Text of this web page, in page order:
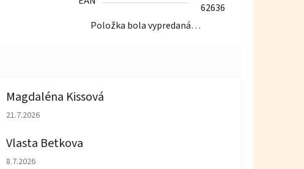
62636
Položka bola vypredaná…
Magdaléna Kissová
Hodnotenie obchodu je 5 z 5 hviezdičiek.
21.7.2026
Vlasta Betkova
Hodnotenie obchodu je 4 z 5 hviezdičiek.
8.7.2026